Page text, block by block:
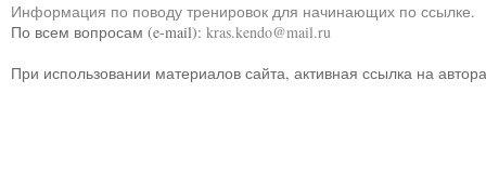
Информация по поводу тренировок для начинающих по ссылке.
По всем вопросам (e-mail): kras.kendo@mail.ru
При использовании материалов сайта, активная ссылка на